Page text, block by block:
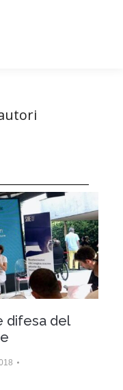
difesa del